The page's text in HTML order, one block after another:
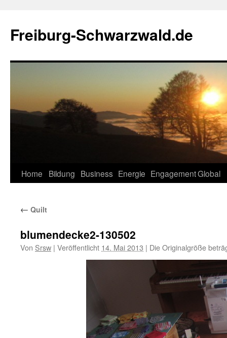
springen
Freiburg-Schwarzwald.de
Home Bildung Business Energie EngagementGlobal
← Quilt
blumendecke2-130502
Von Srsw | Veröffentlicht 14. Mai 2013 | Die Originalgröße